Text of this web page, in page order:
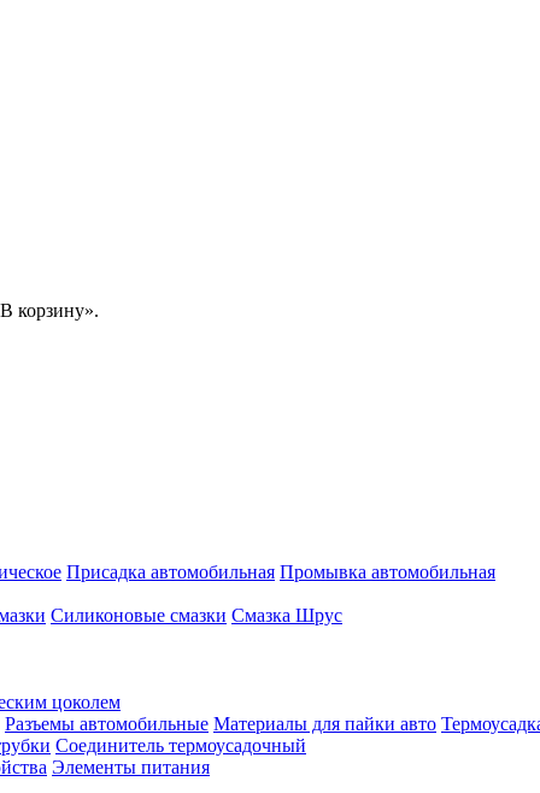
корзину».
Присадка автомобильная Промывка автомобильная
Силиконовые смазки Смазка Шрус
цоколем
Разъемы автомобильные Материалы для пайки авто
Соединитель термоусадочный
Элементы питания